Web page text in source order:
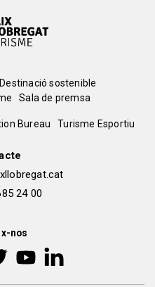
Destinació sostenible
Sala de premsa
Bureau Turisme Esportiu
24 00
nos